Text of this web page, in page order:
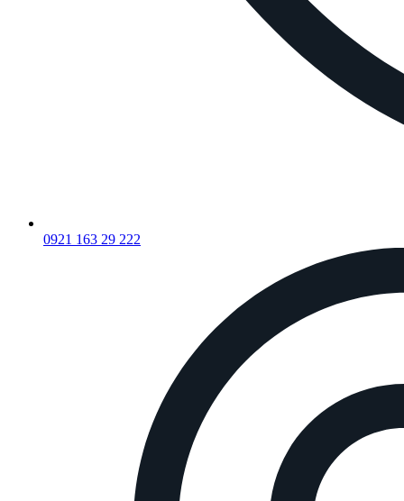
0921 163 29 222